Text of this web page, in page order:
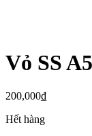
Vỏ SS
200,000₫
Hết hàng